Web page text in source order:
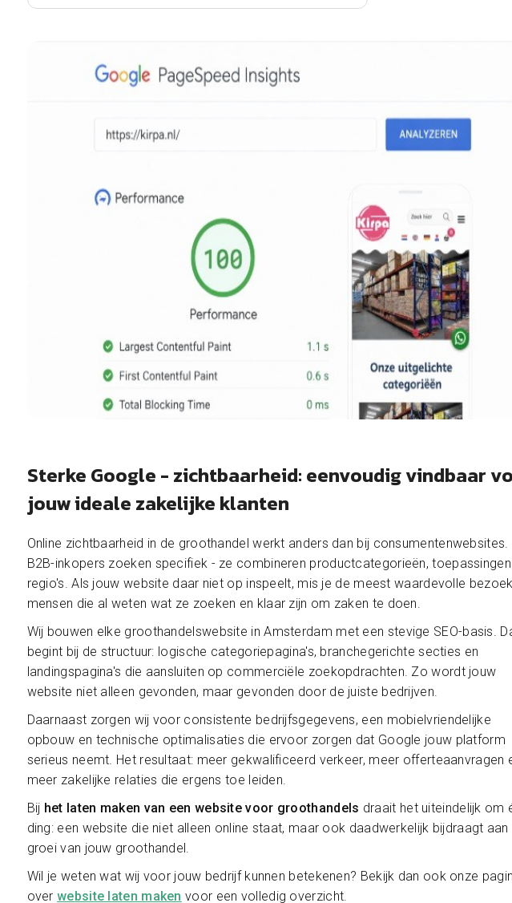
Sterke Google - zichtbaarheid: eenvoudig vindbaar
jouw ideale zakelijke klanten
Online zichtbaarheid in de groothandel werkt anders dan bij consumentenwebsites.
B2B-inkopers zoeken specifiek - ze combineren productcategorieën,
regio's. Als jouw website daar niet op inspeelt, mis je de meest waardevolle
mensen die al weten wat ze zoeken en klaar zijn om zaken te doen.
Wij bouwen elke groothandelswebsite in Amsterdam met een stevige SEO-basis.
begint bij de structuur: logische categoriepagina's, branchegerichte secties en
landingspagina's die aansluiten op commerciële zoekopdrachten. Zo wordt jouw
website niet alleen gevonden, maar gevonden door de juiste bedrijven.
Daarnaast zorgen wij voor consistente bedrijfsgegevens, een mobielvriendelijke
opbouw en technische optimalisaties die ervoor zorgen dat Google jouw platform
serieus neemt. Het resultaat: meer gekwalificeerd verkeer, meer offerteaanvragen
meer zakelijke relaties die ergens toe leiden.
Bij het laten maken van een website voor groothandels draait het uiteindelijk om
ding: een website die niet alleen online staat, maar ook daadwerkelijk bijdraagt aan
groei van jouw groothandel.
Wil je weten wat wij voor jouw bedrijf kunnen betekenen? Bekijk dan ook onze
overwebsite laten maken voor een volledig overzicht.